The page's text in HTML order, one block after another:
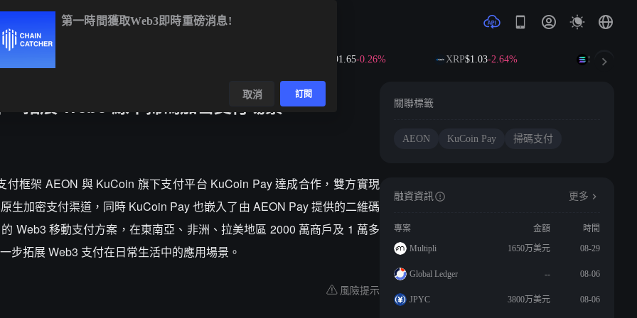
$591.65-0.26% XRP$1.03-2.64% SOL $72.50
拓展 Web3 線下掃碼加密支付場景
框架 AEON 與 KuCoin 旗下支付平台 KuCoin Pay 達成合作，雙方實現
生加密支付渠道，同時 KuCoin Pay 也嵌入了由 AEON Pay 提供的二維碼
Web3 移動支付方案，在東南亞、非洲、拉美地區 2000 萬商戶及 1 萬多
步拓展 Web3 支付在日常生活中的應用場景。
風險提示
關聯標籤
AEON KuCoin Pay 掃碼支付
融資資訊 更多
專案 金額
時間
Multipli
1650万美元 08-29
Global Ledger -- 08-06
JPYC 3800万美元 08-06
第一時間獲取Web3即時重磅消息!
取消 訂閱